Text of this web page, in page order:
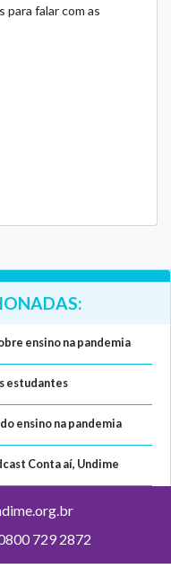
para falar com as
ensino na pandemia
estudantes
ensino na pandemia
Conta aí, Undime
729 2872